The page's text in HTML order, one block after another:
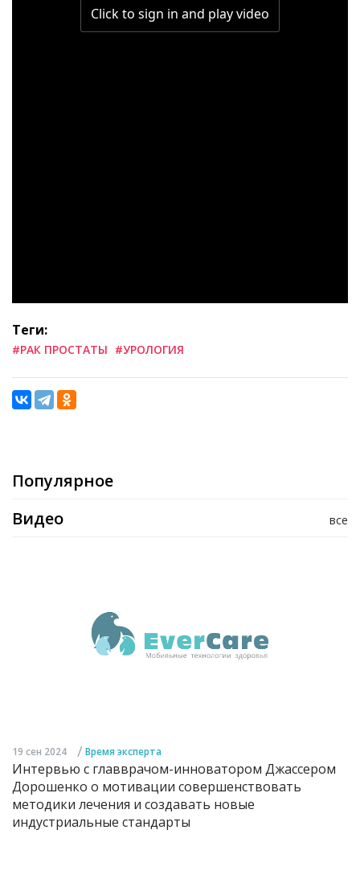
Теги:
#РАК ПРОСТАТЫ #УРОЛОГИЯ
Популярное
все
Видео
19 сен 2024 / Время эксперта
Интервью с главврачом-инноватором Джассером
Дорошенко о мотивации совершенствовать
методики лечения и создавать новые
индустриальные стандарты